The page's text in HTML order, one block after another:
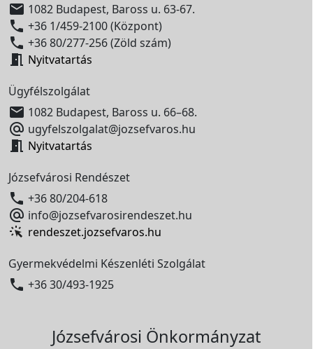
 1082 Budapest, Baross u. 63-67.
 +36 1/459-2100 (Központ)
 +36 80/277-256 (Zöld szám)
 Nyitvatartás
Ügyfélszolgálat
 1082 Budapest, Baross u. 66–68.
 ugyfelszolgalat@jozsefvaros.hu
 Nyitvatartás
Józsefvárosi Rendészet
 +36 80/204-618
 info@jozsefvarosirendeszet.hu
rendeszet.jozsefvaros.hu
Gyermekvédelmi Készenléti Szolgálat
 +36 30/493-1925
Józsefvárosi Önkormányzat